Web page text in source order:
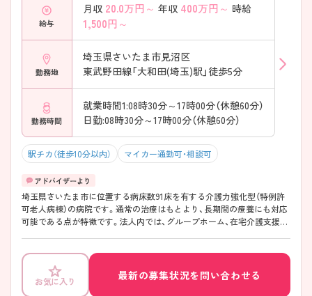
給与
月収 20.0万円～ 年収 400万円～ 時給
1,500円～
勤務地
埼玉県さいたま市見沼区
東武野田線「大和田(埼玉)駅」徒歩5分
勤務時間
就業時間1:08時30分～17時00分（休憩60分）
日勤:08時30分～17時00分（休憩60分）
駅チカ（徒歩10分以内） マイカー通勤可・相談可
埼玉県さいたま市に位置する病床数91床を有する介護力強化型（特例許
可老人病棟）の病院です。通常の治療はもとより、長期間の療養にも対応
可能である点が特徴です。法人内では、グループホーム、在宅介護支援セ
す。准看護師の方、日勤常勤の方でも紹介可能です。 ご興味ある方には、
面接対策ポイントなど、さらに詳細をお話しいたしますのでお気軽にご
相談ください。
お気に入り 最新の募集状況を問い合わせる